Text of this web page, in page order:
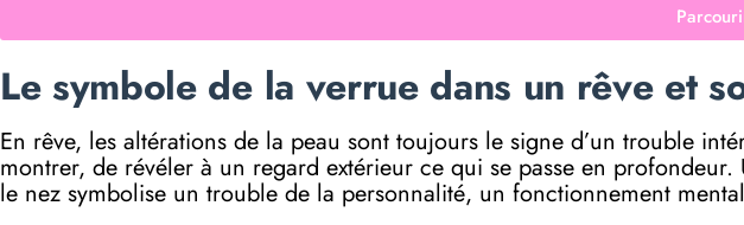
Le symbole de la verrue dans un rêve et
En rêve, les altérations de la peau sont toujours le signe d’un trouble
montrer, de révéler à un regard extérieur ce qui se passe en
le nez symbolise un trouble de la personnalité, un fonctionnement